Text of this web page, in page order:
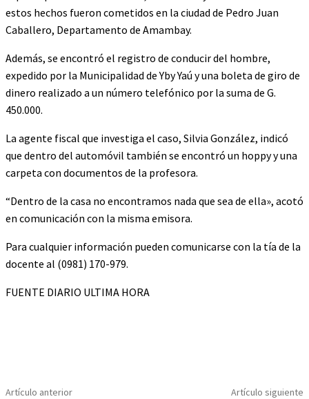
estos hechos fueron cometidos en la ciudad de Pedro Juan
Caballero, Departamento de Amambay.
Además, se encontró el registro de conducir del hombre,
expedido por la Municipalidad de Yby Yaú y una boleta de giro de
dinero realizado a un número telefónico por la suma de G.
450.000.
La agente fiscal que investiga el caso, Silvia González, indicó
que dentro del automóvil también se encontró un hoppy y una
carpeta con documentos de la profesora.
“Dentro de la casa no encontramos nada que sea de ella», acotó
en comunicación con la misma emisora.
Para cualquier información pueden comunicarse con la tía de la
docente al (0981) 170-979.
FUENTE DIARIO ULTIMA HORA
Artículo anterior Artículo siguiente